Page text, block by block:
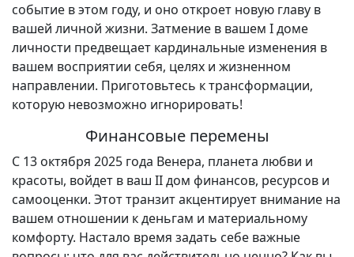
событие в этом году, и оно откроет новую главу в
вашей личной жизни. Затмение в вашем I доме
личности предвещает кардинальные изменения в
вашем восприятии себя, целях и жизненном
направлении. Приготовьтесь к трансформации,
которую невозможно игнорировать!
Финансовые перемены
С 13 октября 2025 года Венера, планета любви и
красоты, войдет в ваш II дом финансов, ресурсов и
самооценки. Этот транзит акцентирует внимание на
вашем отношении к деньгам и материальному
комфорту. Настало время задать себе важные